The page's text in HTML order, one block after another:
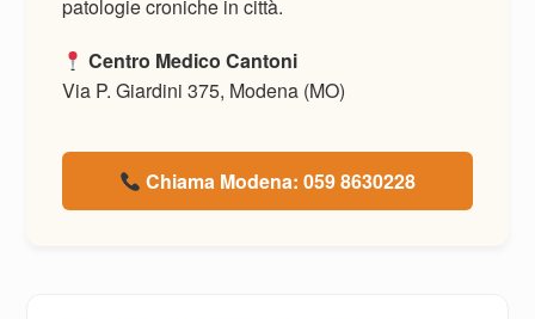
patologie croniche in città.
Centro Medico Cantoni
Via P. Giardini 375, Modena (MO)
Chiama Modena: 059 8630228